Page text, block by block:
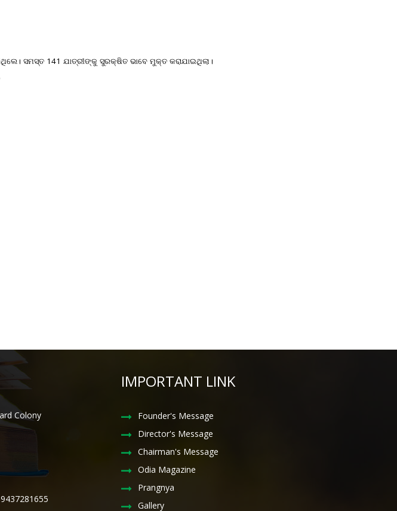
ସମସ୍ତ 141 ଯାତ୍ରୀଙ୍କୁ ସୁରକ୍ଷିତ ଭାବେ ମୁକ୍ତ କରାଯାଇଥିଲା।
Colony
IMPORTANT LINK
Founder's Message
Director's Message
Chairman's Message
Odia Magazine
Prangnya
Gallery